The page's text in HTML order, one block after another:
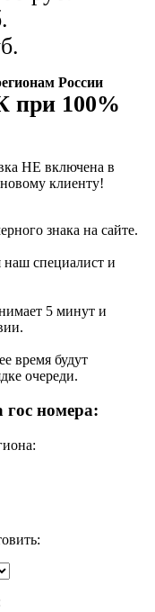
России
при 100%
НЕ включена в
клиенту!
знака на сайте.
специалист и
5 минут и
время будут
очереди.
гос номера: